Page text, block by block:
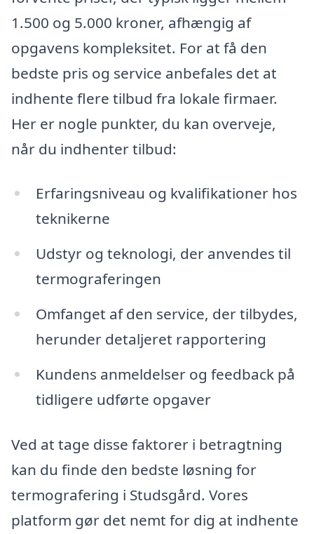
1.500 og 5.000 kroner, afhængig af
opgavens kompleksitet. For at få den
bedste pris og service anbefales det at
indhente flere tilbud fra lokale firmaer.
Her er nogle punkter, du kan overveje,
når du indhenter tilbud:
Erfaringsniveau og kvalifikationer hos
teknikerne
Udstyr og teknologi, der anvendes til
termograferingen
Omfanget af den service, der tilbydes,
herunder detaljeret rapportering
Kundens anmeldelser og feedback på
tidligere udførte opgaver
Ved at tage disse faktorer i betragtning
kan du finde den bedste løsning for
termografering i Studsgård. Vores
platform gør det nemt for dig at indhente